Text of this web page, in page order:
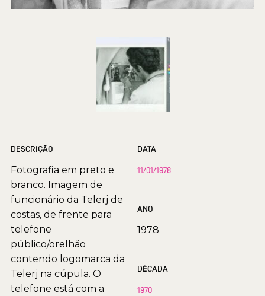
DESCRIÇÃO
Fotografia em preto e
branco. Imagem de
funcionário da Telerj de
costas, de frente para
telefone
público/orelhão
contendo logomarca da
Telerj na cúpula. O
telefone está com a
DATA
11/01/1978
ANO
1978
DÉCADA
1970